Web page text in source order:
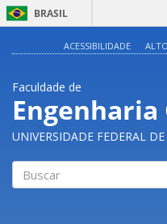
BRASIL
ACESSIBILIDADE
Faculdade de
Engenharia
UNIVERSIDADE FEDERAL